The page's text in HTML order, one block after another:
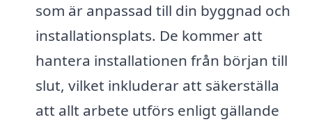
som är anpassad till din byggnad och
installationsplats. De kommer att
hantera installationen från början till
slut, vilket inkluderar att säkerställa
att allt arbete utförs enligt gällande